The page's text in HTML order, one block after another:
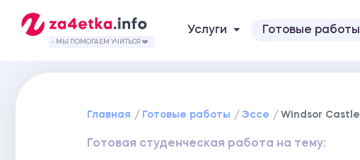
- МЫ ПОМОГАЕМ УЧИТЬСЯ ❤️
Услуги Готовые работы
Главная Готовые работы Эссе Windsor Castle
Готовая студенческая работа на тему: